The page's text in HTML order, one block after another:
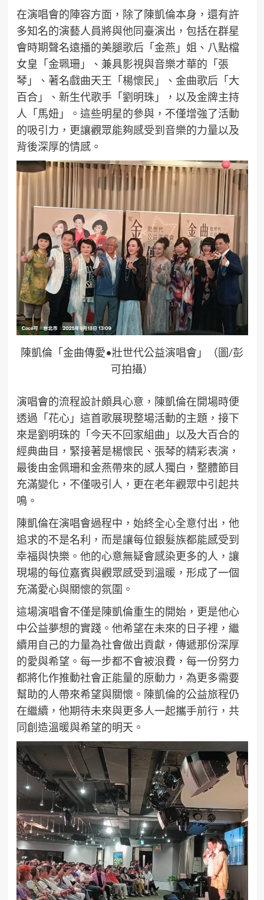
在演唱會的陣容方面，除了陳凱倫本身，還有許
多知名的演藝人員將與他同臺演出，包括在群星
會時期聲名遠播的美腿歌后「金燕」姐、八點檔
女皇「金珮珊」、兼具影視與音樂才華的「張
琴」、著名戲曲天王「楊懷民」、金曲歌后「大
百合」、新生代歌手「劉明珠」，以及金牌主持
人「馬妞」。這些明星的參與，不僅增強了活動
的吸引力，更讓觀眾能夠感受到音樂的力量以及
背後深厚的情感。
陳凱倫「金曲傳愛•壯世代公益演唱會」（圖/彭
可拍攝）
演唱會的流程設計頗具心意，陳凱倫在開場時便
透過「花心」這首歌展現整場活動的主題，接下
來是劉明珠的「今天不回家組曲」以及大百合的
經典曲目，緊接著是楊懷民、張琴的精彩表演，
最後由金佩珊和金燕帶來的感人獨白，整體節目
充滿變化，不僅吸引人，更在老年觀眾中引起共
鳴。
陳凱倫在演唱會過程中，始終全心全意付出，他
追求的不是名利，而是讓每位銀髮族都能感受到
幸福與快樂。他的心意無疑會感染更多的人，讓
現場的每位嘉賓與觀眾感受到溫暖，形成了一個
充滿愛心與關懷的氛圍。
這場演唱會不僅是陳凱倫重生的開始，更是他心
中公益夢想的實踐。他希望在未來的日子裡，繼
續用自己的力量為社會做出貢獻，傳遞那份深厚
的愛與希望。每一步都不會被浪費，每一份努力
都將化作推動社會正能量的原動力，為更多需要
幫助的人帶來希望與關懷。陳凱倫的公益旅程仍
在繼續，他期待未來與更多人一起攜手前行，共
同創造溫暖與希望的明天。